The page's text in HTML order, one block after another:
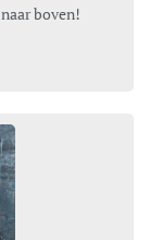
boven!